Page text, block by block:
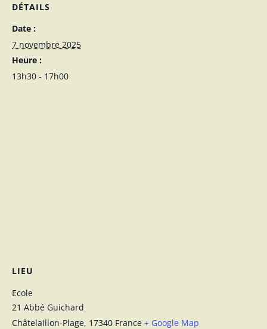
DÉTAILS
Date :
7 novembre 2025
Heure :
13h30 - 17h00
LIEU
Ecole
21 Abbé Guichard
Châtelaillon-Plage, 17340 France + Google Map